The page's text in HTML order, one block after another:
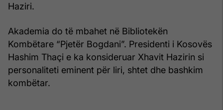
Haziri.
Akademia do të mbahet në Bibliotekën
Kombëtare “Pjetër Bogdani”. Presidenti i Kosovës
Hashim Thaçi e ka konsideruar Xhavit Hazirin si
personaliteti eminent për liri, shtet dhe bashkim
kombëtar.